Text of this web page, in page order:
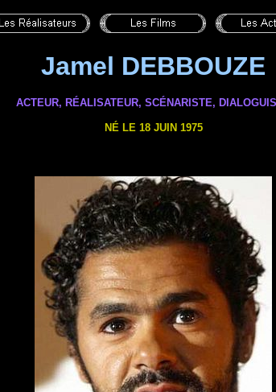
Jamel DEBBOUZE
ACTEUR, RÉALISATEUR, SCÉNARISTE,
NÉ LE 18 JUIN 1975